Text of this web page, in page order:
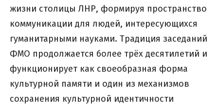
жизни столицы ЛНР, формируя пространство
коммуникации для людей, интересующихся
гуманитарными науками. Традиция заседаний
ФМО продолжается более трёх десятилетий и
функционирует как своеобразная форма
культурной памяти и один из механизмов
сохранения культурной идентичности